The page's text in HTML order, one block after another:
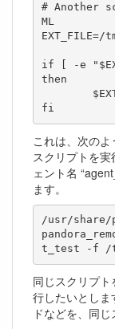
# Another
ML
if [ -e
then
fi
これは、次の
スクリプトを
ェント名
ます。
/usr/share/
t_test -f /
同じスクリプ
行したいとしま
ドなどを、同じ